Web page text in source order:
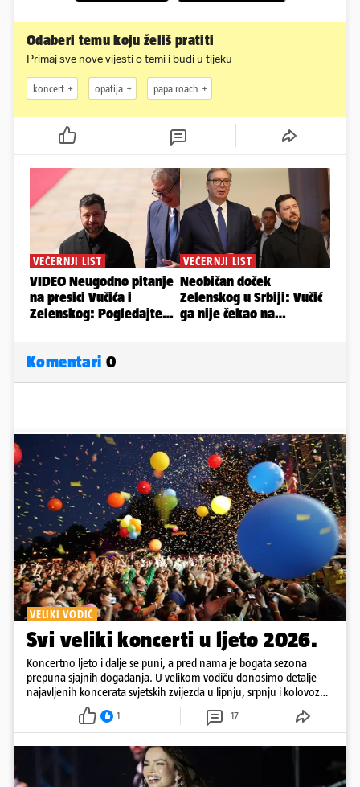
Odaberi temu koju želiš pratiti
Primaj sve nove vijesti o temi i budi u tijeku
koncert opatija papa roach
Komentari 0
VELIKI VODIČ
Svi veliki koncerti u ljeto 2026.
Koncertno ljeto i dalje se puni, a pred nama je bogata sezona
prepuna sjajnih događanja. U velikom vodiču donosimo detalje
najavljenih koncerata svjetskih zvijezda u lipnju, srpnju i kolovozu
2026. godine.
1 17